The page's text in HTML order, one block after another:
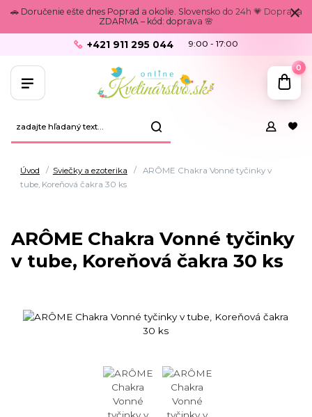
🚗 Doručenie ešte dnes Poprad a okolie. Slovensko do 24h 💗 Doprava
ZDARMA – kód: doprava 🌸
+421 911 295 044 9:00 - 17:00
0
Úvod Sviečky a ezoterika
ARÔME Chakra Vonné tyčinky v
tube, Koreňová čakra 30 ks
ARÔME Chakra Vonné tyčinky
v tube, Koreňová čakra 30 ks